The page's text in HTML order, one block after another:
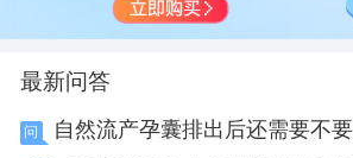
最新问答
问 自然流产孕囊排出后还需要不